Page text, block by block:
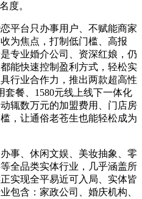
度。
台只办事用户、不赋能商家
为焦点，打制低门槛、高报
专业婚介公司、资深红娘，仍
能快速控制盈利方式，轻松实
行业合作力，推出两款超高性
套餐、1580元线上线下一体化
辄数万元的加盟费用、门店房
，让通俗老苍生也能轻松成为
、休闲文娱、美妆抽象、零
全品类实体行业，几乎涵盖所
实现全平易近可入局、实体皆
包含：家政公司、婚庆机构、